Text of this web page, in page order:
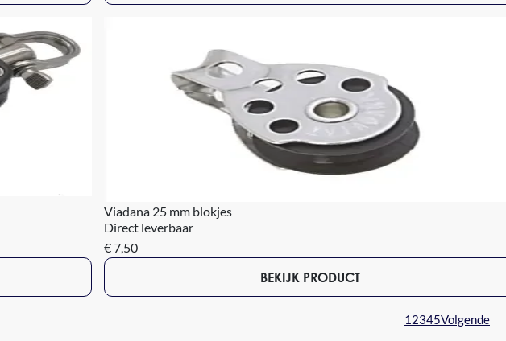
Viadana 25 mm blokjes
Direct leverbaar
€ 7,50
BEKIJK PRODUCT
1 2345Volgende